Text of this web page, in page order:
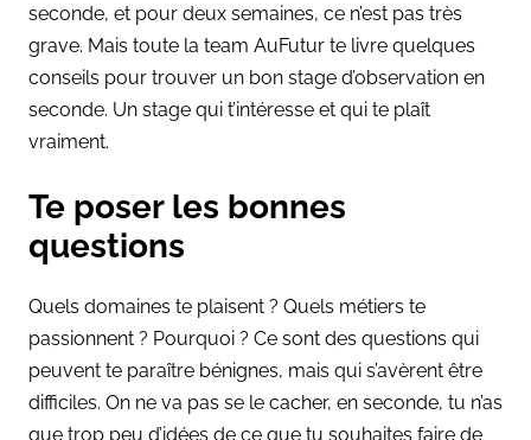
seconde, et pour deux semaines, ce n’est pas très
grave. Mais toute la team AuFutur te livre quelques
conseils pour trouver un bon stage d’observation en
seconde. Un stage qui t’intéresse et qui te plaît
vraiment.
Te poser les bonnes
questions
Quels domaines te plaisent ? Quels métiers te
passionnent ? Pourquoi ? Ce sont des questions qui
peuvent te paraître bénignes, mais qui s’avèrent être
difficiles. On ne va pas se le cacher, en seconde, tu n’as
que trop peu d’idées de ce que tu souhaites faire de